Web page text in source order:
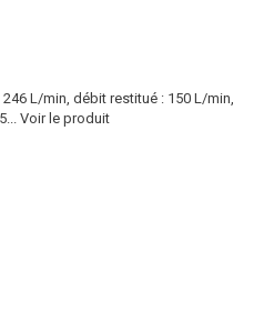
L/min, débit restitué : 150 L/min,
Voir le produit